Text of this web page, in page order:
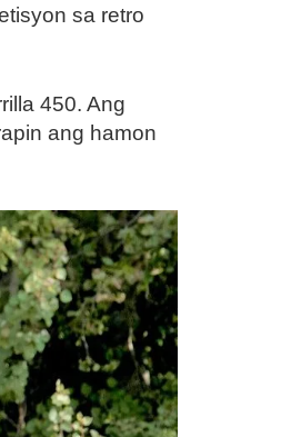
sa retro
450. Ang
ang hamon